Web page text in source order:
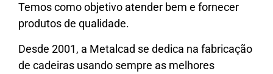
Temos como objetivo atender bem e fornecer
produtos de qualidade.
Desde 2001, a Metalcad se dedica na fabricação
de cadeiras usando sempre as melhores